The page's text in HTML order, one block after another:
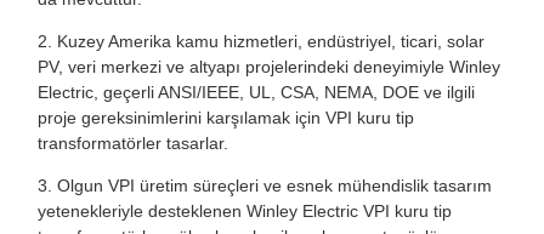
2. Kuzey Amerika kamu hizmetleri, endüstriyel, ticari, solar
PV, veri merkezi ve altyapı projelerindeki deneyimiyle Winley
Electric, geçerli ANSI/IEEE, UL, CSA, NEMA, DOE ve ilgili
proje gereksinimlerini karşılamak için VPI kuru tip
transformatörler tasarlar.
3. Olgun VPI üretim süreçleri ve esnek mühendislik tasarım
yetenekleriyle desteklenen Winley Electric VPI kuru tip